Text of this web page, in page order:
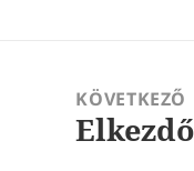
KÖVETKEZŐ
Következő